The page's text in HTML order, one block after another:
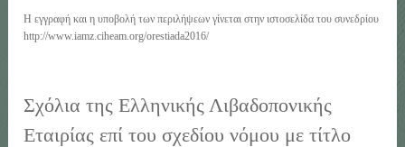
Η εγγραφή και η υποβολή των περιλήψεων γίνεται στην ιστοσελίδα του συνεδρίου
http://www.iamz.ciheam.org/orestiada2016/
Σχόλια της Ελληνικής Λιβαδοπονικής
Εταιρίας επί του σχεδίου νόμου με τίτλο